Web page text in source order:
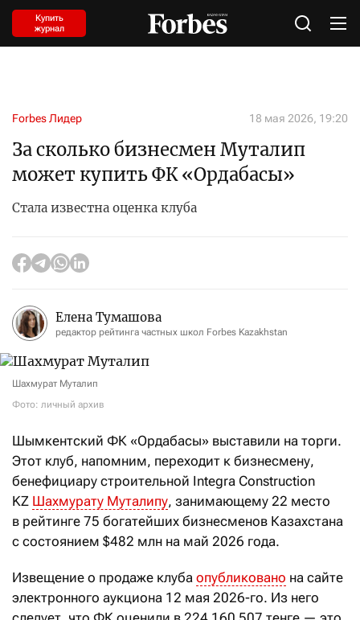
Купить
журнал
Forbes Лидер 18 мая 2026, 19:20
За сколько бизнесмен Муталип
может купить ФК «Ордабасы»
Стала известна оценка клуба
Елена Тумашова
редактор рейтинга частных школ Forbes Kazakhstan
Шахмурат Муталип
Фото: личный архив
Шымкентский ФК «Ордабасы» выставили на торги.
Этот клуб, напомним, переходит к бизнесмену,
бенефициару строительной Integra Construction
KZ Шахмурату Муталипу, занимающему 22 место
в рейтинге 75 богатейших бизнесменов Казахстана
с состоянием $482 млн на май 2026 года.
Извещение о продаже клуба опубликовано на сайте
электронного аукциона 12 мая 2026-го. Из него